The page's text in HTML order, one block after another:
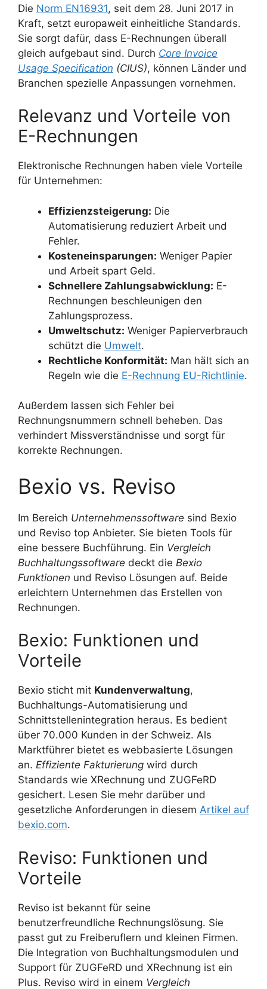
Die Norm EN16931, seit dem 28. Juni 2017 in
Kraft, setzt europaweit einheitliche Standards.
Sie sorgt dafür, dass E-Rechnungen überall
gleich aufgebaut sind. Durch Core Invoice
Usage Specification (CIUS), können Länder und
Branchen spezielle Anpassungen vornehmen.
Relevanz und Vorteile von
E-Rechnungen
Elektronische Rechnungen haben viele Vorteile
für Unternehmen:
Effizienzsteigerung: Die
Automatisierung reduziert Arbeit und
Fehler.
Kosteneinsparungen: Weniger Papier
und Arbeit spart Geld.
Schnellere Zahlungsabwicklung: E-
Rechnungen beschleunigen den
Zahlungsprozess.
Umweltschutz: Weniger Papierverbrauch
schützt die Umwelt.
Rechtliche Konformität: Man hält sich an
Regeln wie die E-Rechnung EU-Richtlinie.
Außerdem lassen sich Fehler bei
Rechnungsnummern schnell beheben. Das
verhindert Missverständnisse und sorgt für
korrekte Rechnungen.
Bexio vs. Reviso
Im Bereich Unternehmenssoftware sind Bexio
und Reviso top Anbieter. Sie bieten Tools für
eine bessere Buchführung. Ein Vergleich
Buchhaltungssoftware deckt die Bexio
Funktionen und Reviso Lösungen auf. Beide
erleichtern Unternehmen das Erstellen von
Rechnungen.
Bexio: Funktionen und
Vorteile
Bexio sticht mit Kundenverwaltung,
Buchhaltungs-Automatisierung und
Schnittstellenintegration heraus. Es bedient
über 70.000 Kunden in der Schweiz. Als
Marktführer bietet es webbasierte Lösungen
an. Effiziente Fakturierung wird durch
Standards wie XRechnung und ZUGFeRD
gesichert. Lesen Sie mehr darüber und
gesetzliche Anforderungen in diesem Artikel auf
bexio.com.
Reviso: Funktionen und
Vorteile
Reviso ist bekannt für seine
benutzerfreundliche Rechnungslösung. Sie
passt gut zu Freiberuflern und kleinen Firmen.
Die Integration von Buchhaltungsmodulen und
Support für ZUGFeRD und XRechnung ist ein
Plus. Reviso wird in einem Vergleich